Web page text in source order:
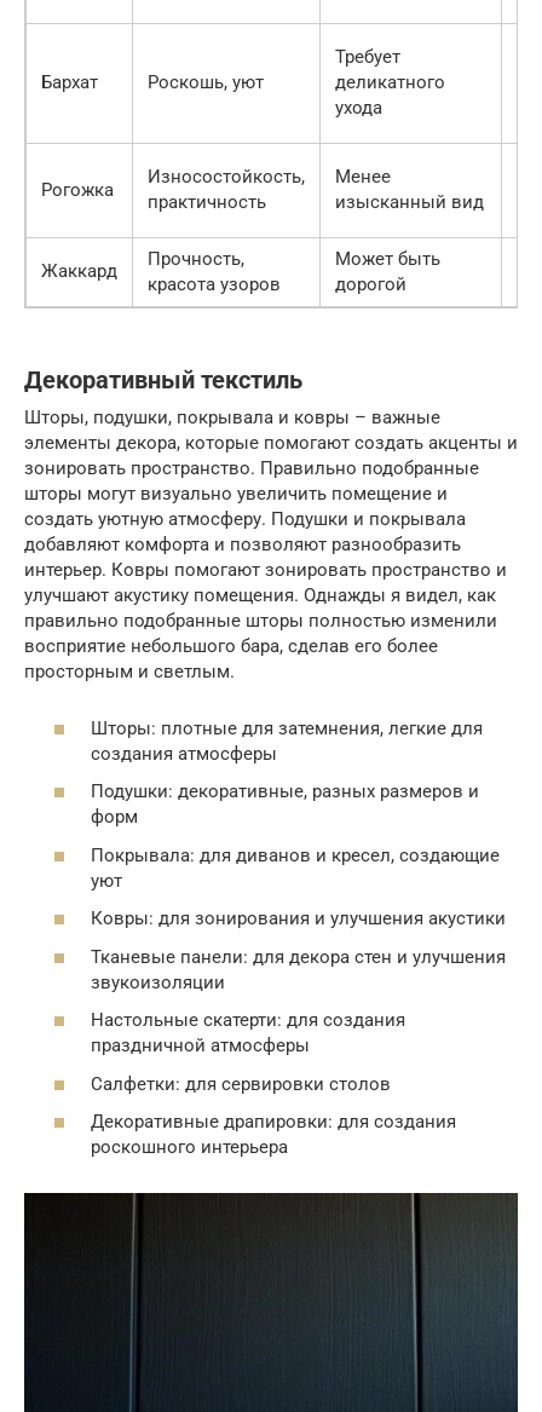
Бархат Роскошь, уют
Требует
деликатного
ухода
Рогожка
Износостойкость,
практичность
Менее
изысканный вид
Жаккард
Прочность,
красота узоров
Может быть
дорогой
Декоративный текстиль
Шторы, подушки, покрывала и ковры – важные
элементы декора, которые помогают создать акценты и
зонировать пространство. Правильно подобранные
шторы могут визуально увеличить помещение и
создать уютную атмосферу. Подушки и покрывала
добавляют комфорта и позволяют разнообразить
интерьер. Ковры помогают зонировать пространство и
улучшают акустику помещения. Однажды я видел, как
правильно подобранные шторы полностью изменили
восприятие небольшого бара, сделав его более
просторным и светлым.
Шторы: плотные для затемнения, легкие для
создания атмосферы
Подушки: декоративные, разных размеров и
форм
Покрывала: для диванов и кресел, создающие
уют
Ковры: для зонирования и улучшения акустики
Тканевые панели: для декора стен и улучшения
звукоизоляции
Настольные скатерти: для создания
праздничной атмосферы
Салфетки: для сервировки столов
Декоративные драпировки: для создания
роскошного интерьера